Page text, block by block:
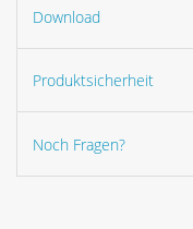
Download
Produktsicherheit
Noch Fragen?